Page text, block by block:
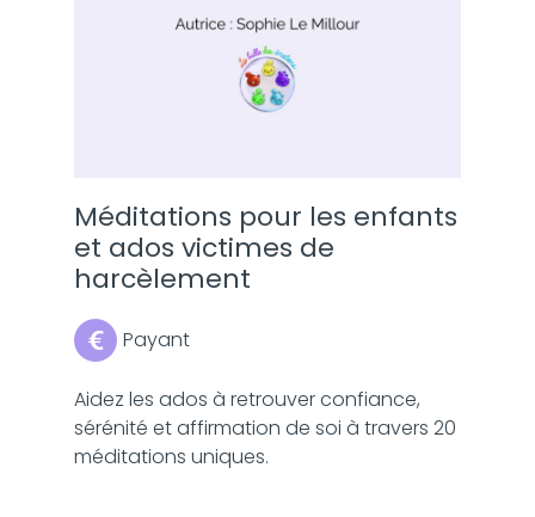
Méditations pour les enfants
et ados victimes de
harcèlement
Payant
Aidez les ados à retrouver confiance,
sérénité et affirmation de soi à travers 20
méditations uniques.